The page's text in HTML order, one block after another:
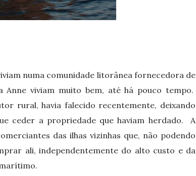
numa comunidade litorânea fornecedora de
Anne viviam muito bem, até há pouco tempo.
rural, havia falecido recentemente, deixando
ceder a propriedade que haviam herdado. A
das ilhas vizinhas que, não podendo
ali, independentemente do alto custo e da